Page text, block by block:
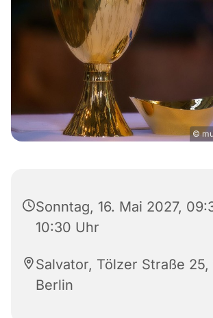
©
Sonntag, 16. Mai 2027,
10:30 Uhr
Salvator, Tölzer Straße 25,
Berlin